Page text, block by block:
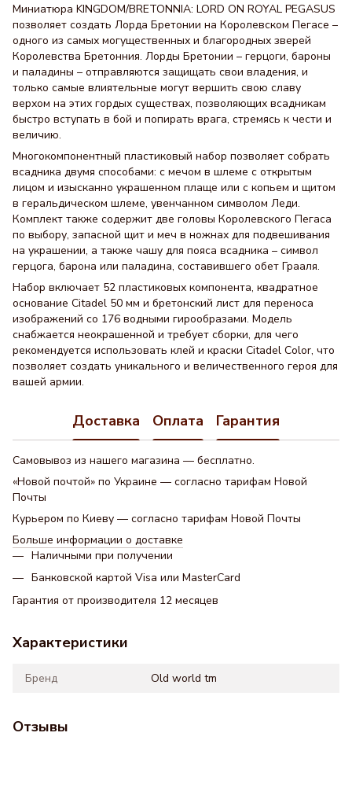
Миниатюра KINGDOM/BRETONNIA: LORD ON ROYAL PEGASUS
позволяет создать Лорда Бретонии на Королевском Пегасе –
одного из самых могущественных и благородных зверей
Королевства Бретонния. Лорды Бретонии – герцоги, бароны
и паладины – отправляются защищать свои владения, и
только самые влиятельные могут вершить свою славу
верхом на этих гордых существах, позволяющих всадникам
быстро вступать в бой и попирать врага, стремясь к чести и
величию.
Многокомпонентный пластиковый набор позволяет собрать
всадника двумя способами: с мечом в шлеме с открытым
лицом и изысканно украшенном плаще или с копьем и щитом
в геральдическом шлеме, увенчанном символом Леди.
Комплект также содержит две головы Королевского Пегаса
по выбору, запасной щит и меч в ножнах для подвешивания
на украшении, а также чашу для пояса всадника – символ
герцога, барона или паладина, составившего обет Грааля.
Набор включает 52 пластиковых компонента, квадратное
основание Citadel 50 мм и бретонский лист для переноса
изображений со 176 водными гирообразами. Модель
снабжается неокрашенной и требует сборки, для чего
рекомендуется использовать клей и краски Citadel Color, что
позволяет создать уникального и величественного героя для
вашей армии.
Доставка Оплата Гарантия
Самовывоз из нашего магазина — бесплатно.
«Новой почтой» по Украине — согласно тарифам Новой
Почты
Курьером по Киеву — согласно тарифам Новой Почты
Больше информации о доставке
Наличными при получении
Банковской картой Visa или MasterCard
Гарантия от производителя 12 месяцев
Характеристики
Бренд Old world tm
Отзывы